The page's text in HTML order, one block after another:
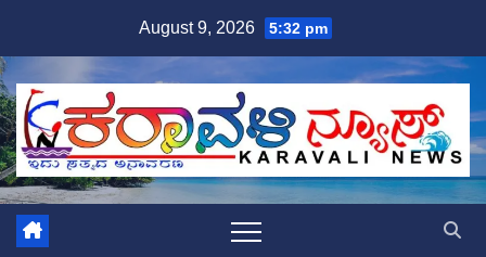
content
August 9, 2026 5:32 pm